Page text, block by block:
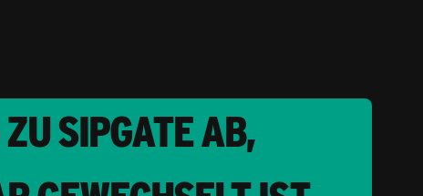
SIPGATE AB,